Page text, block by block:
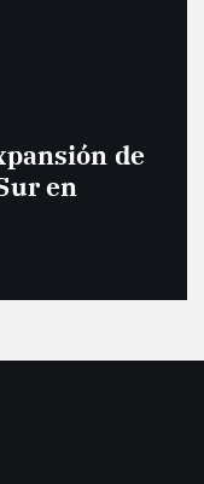
de
en